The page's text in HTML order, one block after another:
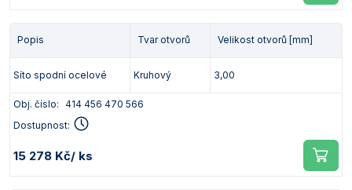
Popis Tvar otvorů Velikost otvorů [mm]
Síto spodní ocelové Kruhový 3,00
Obj. číslo: 414 456 470 566
Dostupnost:
15 278 Kč/ ks